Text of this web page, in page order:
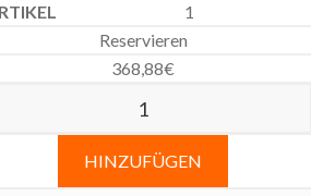
1
Reservieren
368,88€
HINZUFÜGEN